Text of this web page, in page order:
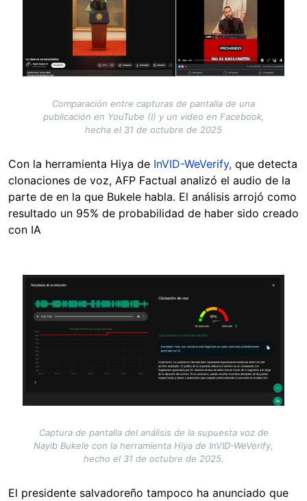
Comparación entre capturas de pantalla de una
publicación en YouTube (I) y un video en Facebook,
hecha el 31 de octubre de 2025
Con la herramienta Hiya de InVID-WeVerify, que detecta
clonaciones de voz, AFP Factual analizó el audio de la
parte de en la que Bukele habla. El análisis arrojó como
resultado un 95% de probabilidad de haber sido creado
con IA
Image
Captura de pantalla del análisis de la supuesta voz de
Nayib Bukele con la herramienta Hiya de InVID-WeVerify,
hecho el 31 de octubre de 2025.
El presidente salvadoreño tampoco ha anunciado que